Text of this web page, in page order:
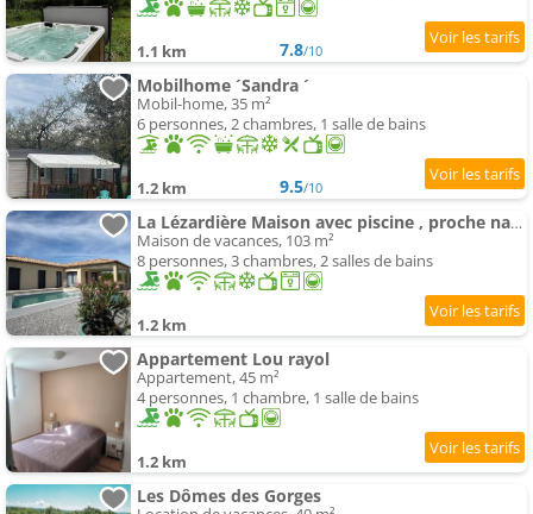
1.1 km 7.8/10
Mobilhome ´Sandra ´
Mobil-home, 35 m²
6 personnes, 2 chambres, 1 salle de bains
1.2 km 9.5/10
La Lézardière Maison avec piscine , proche nature et rivières
Maison de vacances, 103 m²
8 personnes, 3 chambres, 2 salles de bains
1.2 km
Appartement Lou rayol
Appartement, 45 m²
4 personnes, 1 chambre, 1 salle de bains
1.2 km
Les Dômes des Gorges